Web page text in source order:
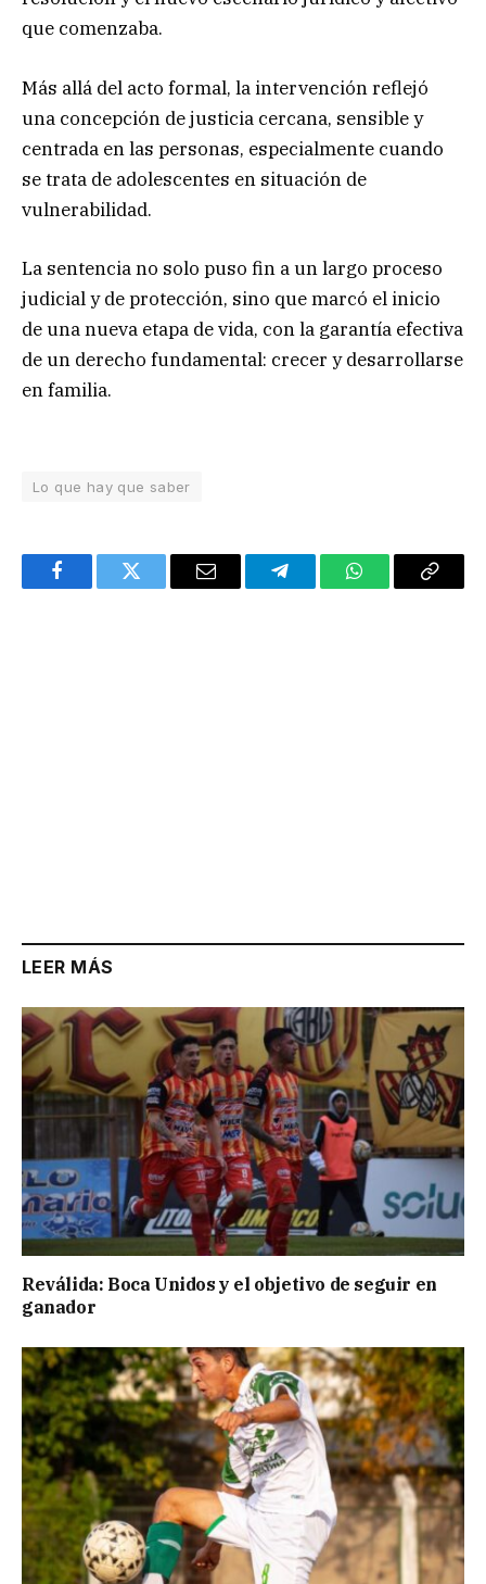
que comenzaba.
Más allá del acto formal, la intervención reflejó
una concepción de justicia cercana, sensible y
centrada en las personas, especialmente cuando
se trata de adolescentes en situación de
vulnerabilidad.
La sentencia no solo puso fin a un largo proceso
judicial y de protección, sino que marcó el inicio
de una nueva etapa de vida, con la garantía efectiva
de un derecho fundamental: crecer y desarrollarse
en familia.
Lo que hay que saber
FacebookTwitter Email TelegramWhatsAppCopy
LEER MÁS
Reválida: Boca Unidos y el objetivo de seguir en
ganador